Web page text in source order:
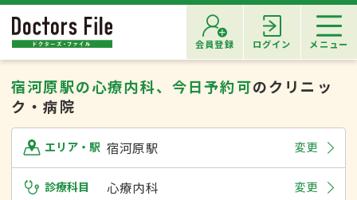
会員登録 ログイン メニュー
宿河原駅の心療内科、今日予約可のクリニッ
ク・病院
エリア・駅 宿河原駅 変更
診療科目 心療内科 変更